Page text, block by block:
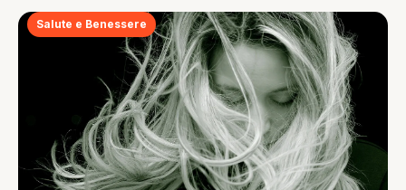
Salute e Benessere